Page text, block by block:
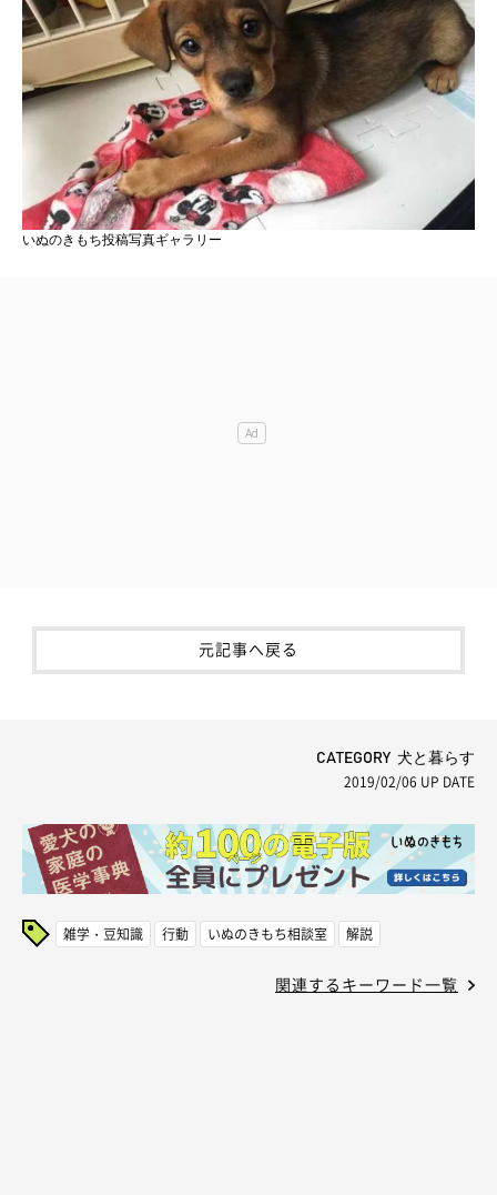
いぬのきもち投稿写真ギャラリー
元記事へ戻る
CATEGORY 犬と暮らす
2019/02/06 UP DATE
雑学・豆知識 行動 いぬのきもち相談室 解説
関連するキーワード一覧